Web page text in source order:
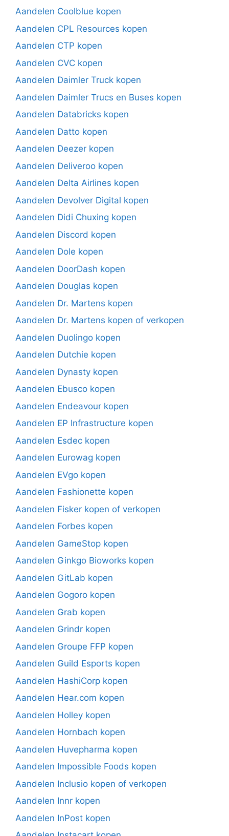
Aandelen Coolblue kopen
Aandelen CPL Resources kopen
Aandelen CTP kopen
Aandelen CVC kopen
Aandelen Daimler Truck kopen
Aandelen Daimler Trucs en Buses kopen
Aandelen Databricks kopen
Aandelen Datto kopen
Aandelen Deezer kopen
Aandelen Deliveroo kopen
Aandelen Delta Airlines kopen
Aandelen Devolver Digital kopen
Aandelen Didi Chuxing kopen
Aandelen Discord kopen
Aandelen Dole kopen
Aandelen DoorDash kopen
Aandelen Douglas kopen
Aandelen Dr. Martens kopen
Aandelen Dr. Martens kopen of verkopen
Aandelen Duolingo kopen
Aandelen Dutchie kopen
Aandelen Dynasty kopen
Aandelen Ebusco kopen
Aandelen Endeavour kopen
Aandelen EP Infrastructure kopen
Aandelen Esdec kopen
Aandelen Eurowag kopen
Aandelen EVgo kopen
Aandelen Fashionette kopen
Aandelen Fisker kopen of verkopen
Aandelen Forbes kopen
Aandelen GameStop kopen
Aandelen Ginkgo Bioworks kopen
Aandelen GitLab kopen
Aandelen Gogoro kopen
Aandelen Grab kopen
Aandelen Grindr kopen
Aandelen Groupe FFP kopen
Aandelen Guild Esports kopen
Aandelen HashiCorp kopen
Aandelen Hear.com kopen
Aandelen Holley kopen
Aandelen Hornbach kopen
Aandelen Huvepharma kopen
Aandelen Impossible Foods kopen
Aandelen Inclusio kopen of verkopen
Aandelen Innr kopen
Aandelen InPost kopen